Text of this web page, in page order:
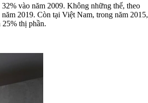
vào năm 2009. Không những thế, theo
2019. Còn tại Việt Nam, trong năm 2015,
thị phần.